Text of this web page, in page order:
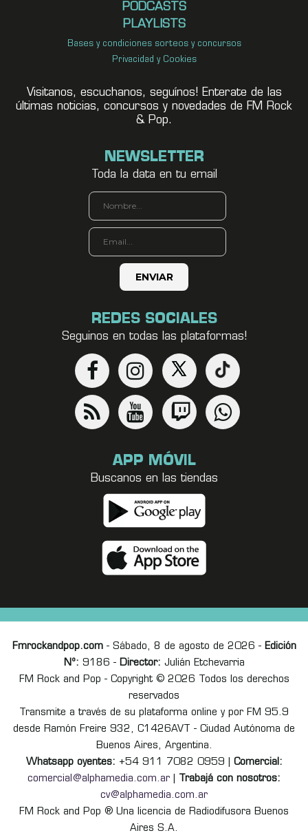
PODCASTS
PLAYLISTS
Bases y condiciones sorteos y concursos
Privacidad y Cookies
Visitanos, escuchanos, seguínos! Enterate de las
últimas noticias, concursos y novedades de FM Rock
& Pop.
NEWSLETTER
Toda la data en tu email
REDES SOCIALES
Seguinos en todas las plataformas!
APP MÓVIL
Buscanos en las tiendas
Fmrockandpop.com- Sábado, 8 de agosto de 2026 - Edición
Nº: 9186 - Director: Julián Etchevarria
FM Rock and Pop - Copyright © 2026 Todos los derechos
reservados
Transmite a través de su plataforma online y por FM 95.9
desde Ramón Freire 932, C1426AVT - Ciudad Autónoma de
Buenos Aires, Argentina.
Whatsapp oyentes: +54 911 7082 0959 | Comercial:
comercial@alphamedia.com.ar
Trabajá con nosotros:
cv@alphamedia.com.ar
FM Rock and Pop ® Una licencia de Radiodifusora Buenos
Aires S.A.